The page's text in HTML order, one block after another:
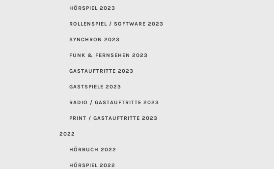
HÖRSPIEL 2023
ROLLENSPIEL / SOFTWARE 2023
SYNCHRON 2023
FUNK & FERNSEHEN 2023
GASTAUFTRITTE 2023
GASTSPIELE 2023
RADIO / GASTAUFTRITTE 2023
PRINT / GASTAUFTRITTE 2023
2022
HÖRBUCH 2022
HÖRSPIEL 2022